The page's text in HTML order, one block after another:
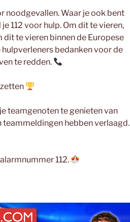
noodgevallen. Waar je ook bent
112 voor hulp. Om dit te vieren,
dit te vieren binnen de Europese
bedanken voor de
te redden.
teamgenoten te genieten van
teammeldingen hebben verlaagd.
112.